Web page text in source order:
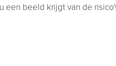
beeld krijgt van de